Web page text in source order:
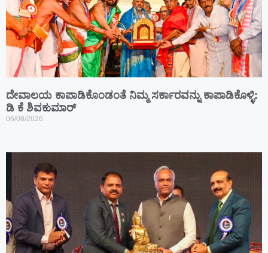
ದೇವಾಲಯ ಕಾಪಾಡಿಕೊಂಡಂತೆ ನಿಮ್ಮ ಸರ್ಕಾರವನ್ನು ಕಾಪಾಡಿಕೊಳ್ಳಿ:
ಡಿ ಕೆ ಶಿವಕುಮಾರ್
06/08/2026